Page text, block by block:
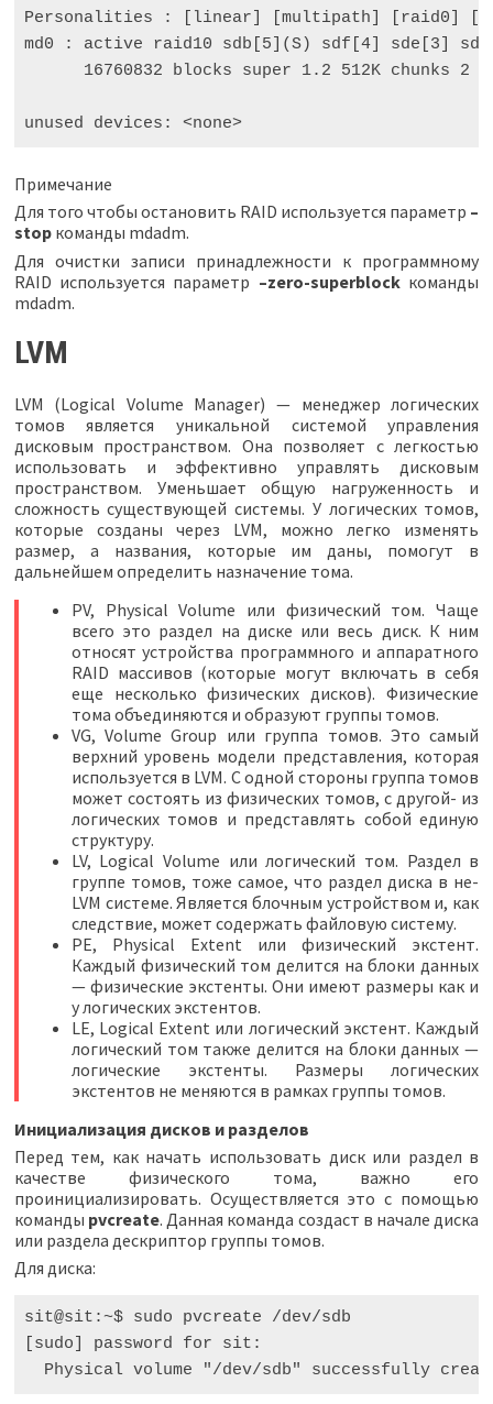
Personalities : linear multipath raid0
md0
: active raid10 sdb 5 ](S) sdf 4] sde 3 sdd
16760832
blocks super 1.2 512K chunks 2
unused devices : <none>
Примечание
Для того чтобы остановить RAID используется параметр –
stopкоманды mdadm.
Для очистки записи принадлежности к программному
RAID используется параметр –zero-superblockкоманды
mdadm.
LVM
LVM (Logical Volume Manager) — менеджер логических
томов является уникальной системой управления
дисковым пространством. Она позволяет с легкостью
использовать и эффективно управлять дисковым
пространством. Уменьшает общую нагруженность и
сложность существующей системы. У логических томов,
которые созданы через LVM, можно легко изменять
размер, а названия, которые им даны, помогут в
дальнейшем определить назначение тома.
PV, Physical Volume или физический том. Чаще
всего это раздел на диске или весь диск. К ним
относят устройства программного и аппаратного
RAID массивов (которые могут включать в себя
еще несколько физических дисков). Физические
тома объединяются и образуют группы томов.
VG, Volume Group или группа томов. Это самый
верхний уровень модели представления, которая
используется в LVM. С одной стороны группа томов
может состоять из физических томов, с другой- из
логических томов и представлять собой единую
структуру.
LV, Logical Volume или логический том. Раздел в
группе томов, тоже самое, что раздел диска в не-
LVM системе. Является блочным устройством и, как
следствие, может содержать файловую систему.
PE, Physical Extent или физический экстент.
Каждый физический том делится на блоки данных
— физические экстенты. Они имеют размеры как и
у логических экстентов.
LE, Logical Extent или логический экстент. Каждый
логический том также делится на блоки данных —
логические экстенты. Размеры логических
экстентов не меняются в рамках группы томов.
Инициализация дисков и разделов
Перед тем, как начать использовать диск или раздел в
качестве физического тома, важно его
проинициализировать. Осуществляется это с помощью
команды pvcreate. Данная команда создаст в начале диска
или раздела дескриптор группы томов.
Для диска:
sit@sit:~$ sudo pvcreate /dev/sdb
[sudo] password for sit: